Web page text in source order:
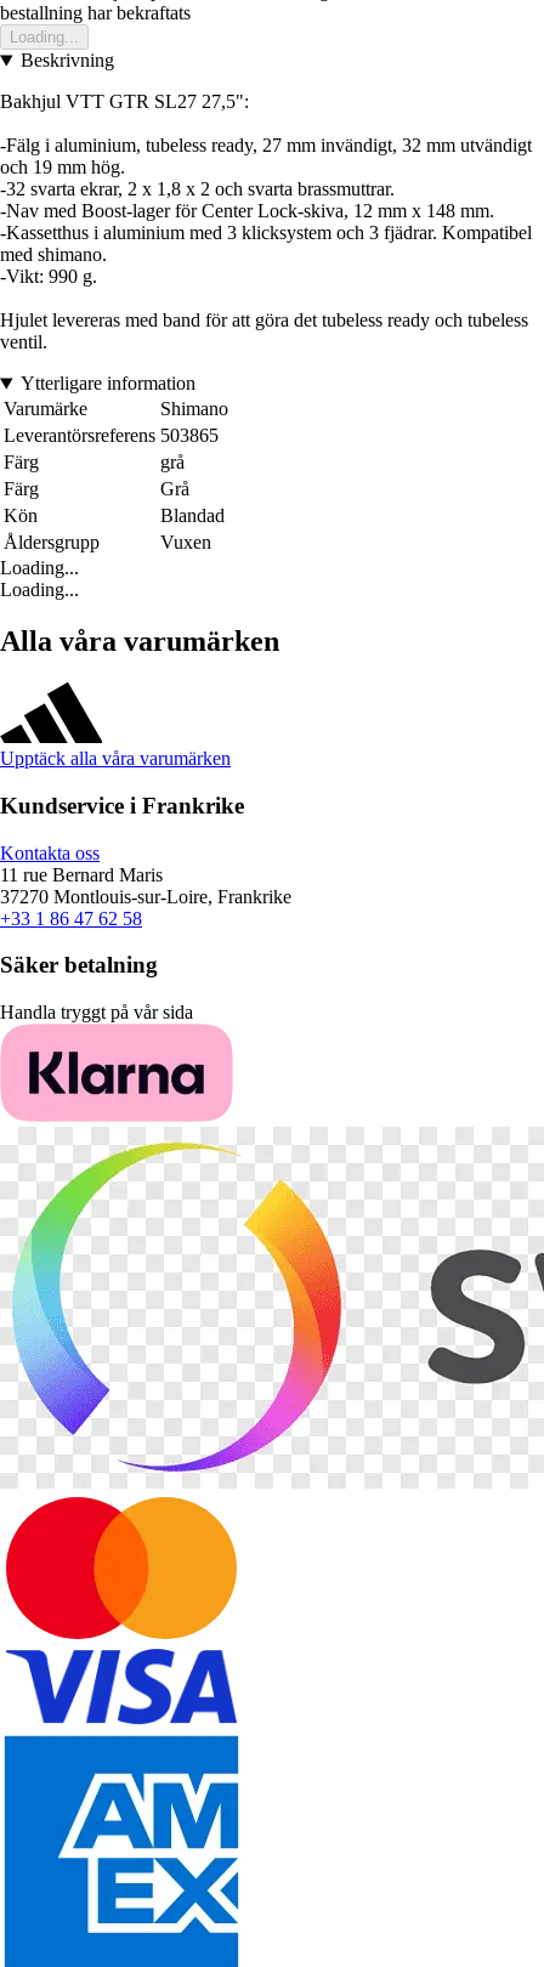
bestallning har bekraftats
Loading...
Beskrivning
Bakhjul VTT GTR SL27 27,5":
-Fälg i aluminium, tubeless ready, 27 mm invändigt, 32 mm utvändigt
och 19 mm hög.
-32 svarta ekrar, 2 x 1,8 x 2 och svarta brassmuttrar.
-Nav med Boost-lager för Center Lock-skiva, 12 mm x 148 mm.
-Kassetthus i aluminium med 3 klicksystem och 3 fjädrar. Kompatibel
med shimano.
-Vikt: 990 g.
Hjulet levereras med band för att göra det tubeless ready och tubeless
ventil.
Ytterligare information
Varumärke
Shimano
Leverantörsreferens 503865
Färg
grå
Färg
Grå
Kön
Blandad
Åldersgrupp
Vuxen
Loading...
Loading...
Alla våra varumärken
Upptäck alla våra varumärken
Kundservice i Frankrike
Kontakta oss
11 rue Bernard Maris
37270 Montlouis-sur-Loire, Frankrike
+33 1 86 47 62 58
Säker betalning
Handla tryggt på vår sida